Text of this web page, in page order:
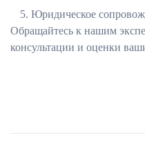
Юридическое
Обращайтесь к нашим
консультации и оценки